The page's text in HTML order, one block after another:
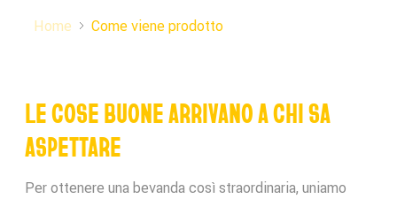
Home Come viene prodotto
LE COSE BUONE ARRIVANO A CHI SA
ASPETTARE
Per ottenere una bevanda così straordinaria, uniamo